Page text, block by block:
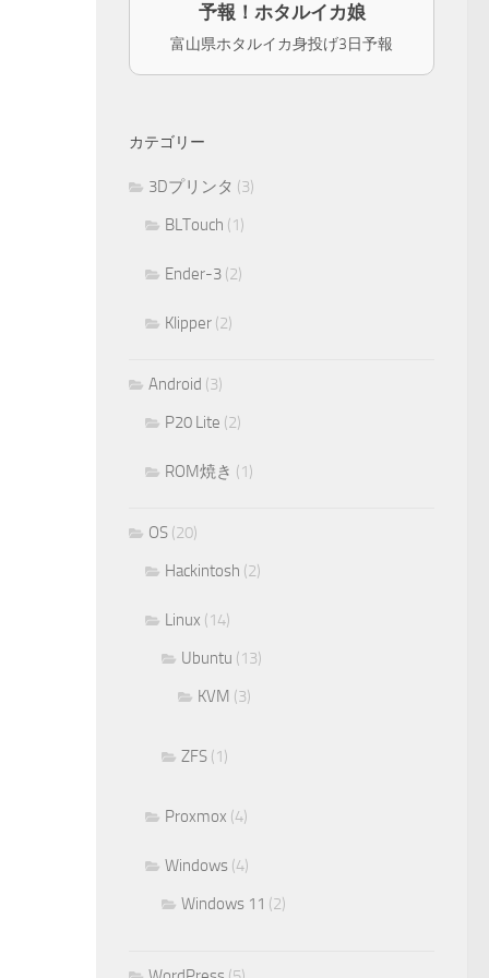
予報！ホタルイカ娘
富山県ホタルイカ身投げ3日予報
カテゴリー
3Dプリンタ (3)
BLTouch (1)
Ender-3 (2)
Klipper (2)
Android (3)
P20 Lite (2)
ROM焼き (1)
OS (20)
Hackintosh (2)
Linux (14)
Ubuntu (13)
KVM (3)
ZFS (1)
Proxmox (4)
Windows (4)
Windows 11 (2)